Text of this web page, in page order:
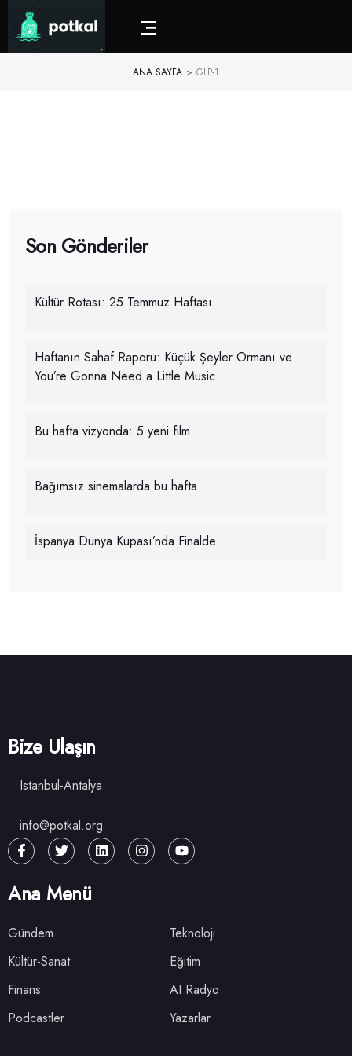
ANA SAYFA > GLP-1
Son Gönderiler
Kültür Rotası: 25 Temmuz Haftası
Haftanın Sahaf Raporu: Küçük Şeyler Ormanı ve
You’re Gonna Need a Little Music
Bu hafta vizyonda: 5 yeni film
Bağımsız sinemalarda bu hafta
İspanya Dünya Kupası’nda Finalde
Bize Ulaşın
Istanbul-Antalya
info@potkal.org
Ana Menü
Gündem
Teknoloji
Kültür-Sanat
Eğitim
Finans
AI Radyo
Podcastler
Yazarlar